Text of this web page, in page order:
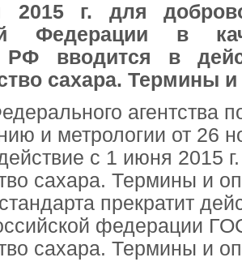
г. для
Федерации в
РФ вводится в
сахара. Термины
агентства
и метрологии от 26
с 1 июня 2015
сахара. Термины и
прекратит
федерации
сахара. Термины и